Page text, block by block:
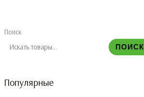
Поиск
ПОИСК
Популярные